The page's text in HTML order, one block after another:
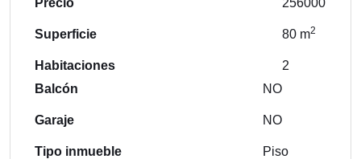
Precio
Superficie
Habitaciones
256000
80 m2
2
Balcón
Garaje
Tipo inmueble
NO
NO
Piso